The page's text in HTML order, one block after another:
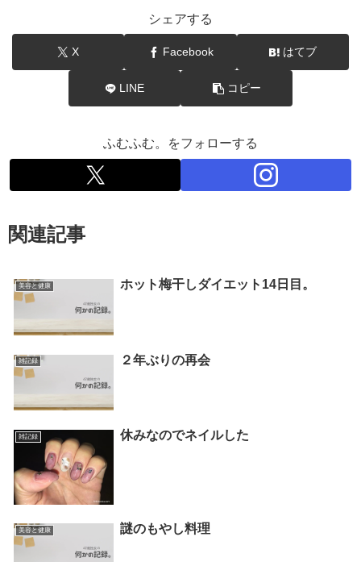
シェアする
X Facebook はてブ
LINE コピー
ふむふむ。をフォローする
関連記事
美容と健康 ホット梅干しダイエット14日目。
雑記録 ２年ぶりの再会
雑記録 休みなのでネイルした
美容と健康 謎のもやし料理